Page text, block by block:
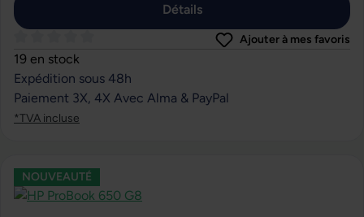
Détails
Note moyenne de 0 sur 5 étoiles
Ajouter à mes favoris
19 en stock
Expédition sous 48h
Paiement 3X, 4X Avec Alma & PayPal
*TVA incluse
NOUVEAUTÉ